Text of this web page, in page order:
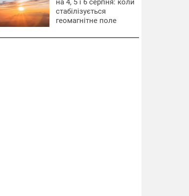
на 4, 5 і 6 серпня: коли
стабілізується
геомагнітне поле